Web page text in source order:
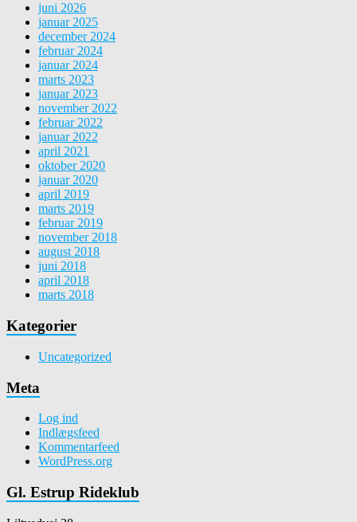
juni 2026
januar 2025
december 2024
februar 2024
januar 2024
marts 2023
januar 2023
november 2022
februar 2022
januar 2022
april 2021
oktober 2020
januar 2020
april 2019
marts 2019
februar 2019
november 2018
august 2018
juni 2018
april 2018
marts 2018
Kategorier
Uncategorized
Meta
Log ind
Indlægsfeed
Kommentarfeed
WordPress.org
Gl. Estrup Rideklub